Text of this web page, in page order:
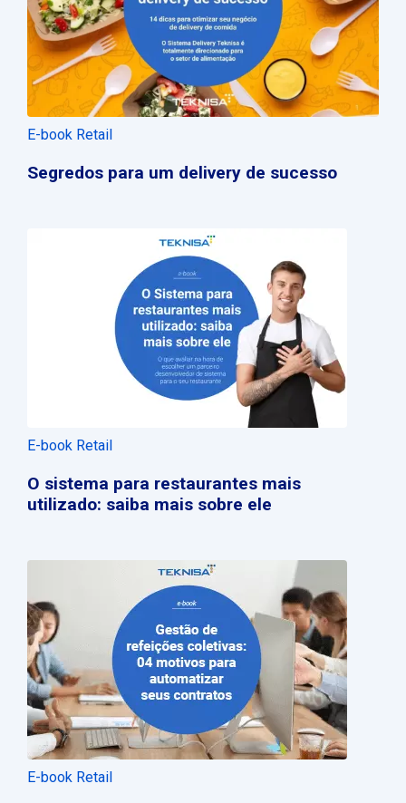
E-book Retail
Segredos para um delivery de sucesso
E-book Retail
O sistema para restaurantes mais
utilizado: saiba mais sobre ele
E-book Retail